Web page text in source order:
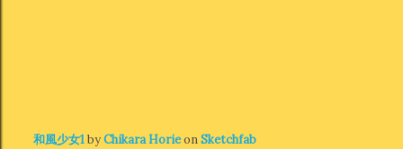
和風少女1byChikara HorieonSketchfab